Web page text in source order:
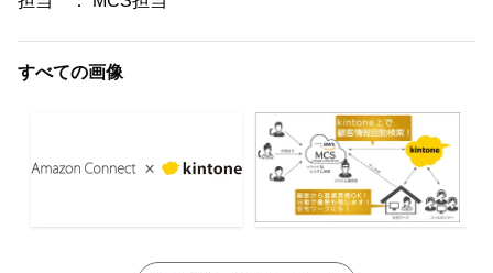
すべての画像